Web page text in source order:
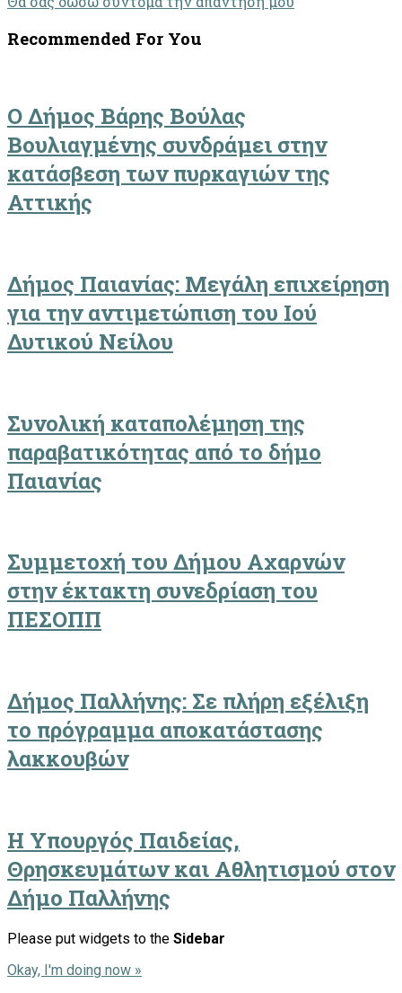
Recommended For You
Ο Δήμος Βάρης Βούλας
Βουλιαγμένης συνδράμει στην
κατάσβεση των πυρκαγιών της
Αττικής
Δήμος Παιανίας: Μεγάλη επιχείρηση
για την αντιμετώπιση του Ιού
Δυτικού Νείλου
Συνολική καταπολέμηση της
παραβατικότητας από το δήμο
Παιανίας
Συμμετοχή του Δήμου Αχαρνών
στην έκτακτη συνεδρίαση του
ΠΕΣΟΠΠ
Δήμος Παλλήνης: Σε πλήρη εξέλιξη
το πρόγραμμα αποκατάστασης
λακκουβών
Η Υπουργός Παιδείας,
Θρησκευμάτων και Αθλητισμού στον
Δήμο Παλλήνης
Please put widgets to the Sidebar
Okay, I'm doing now »